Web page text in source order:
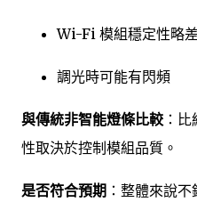
Wi-Fi 模組穩定性略
調光時可能有閃頻
與傳統非智能燈條比較 ：
性取決於控制模組品質。
是否符合預期 ：整體來說